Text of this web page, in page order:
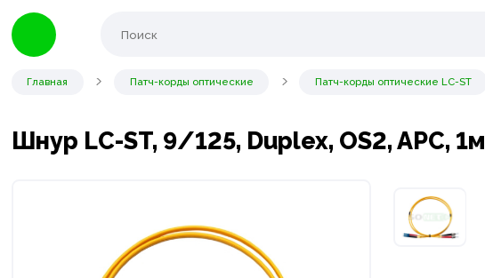
Главная Патч-корды оптические Патч-корды оптические LC-ST
Шнур LC-ST, 9/125, Duplex, OS2, APC, 1м